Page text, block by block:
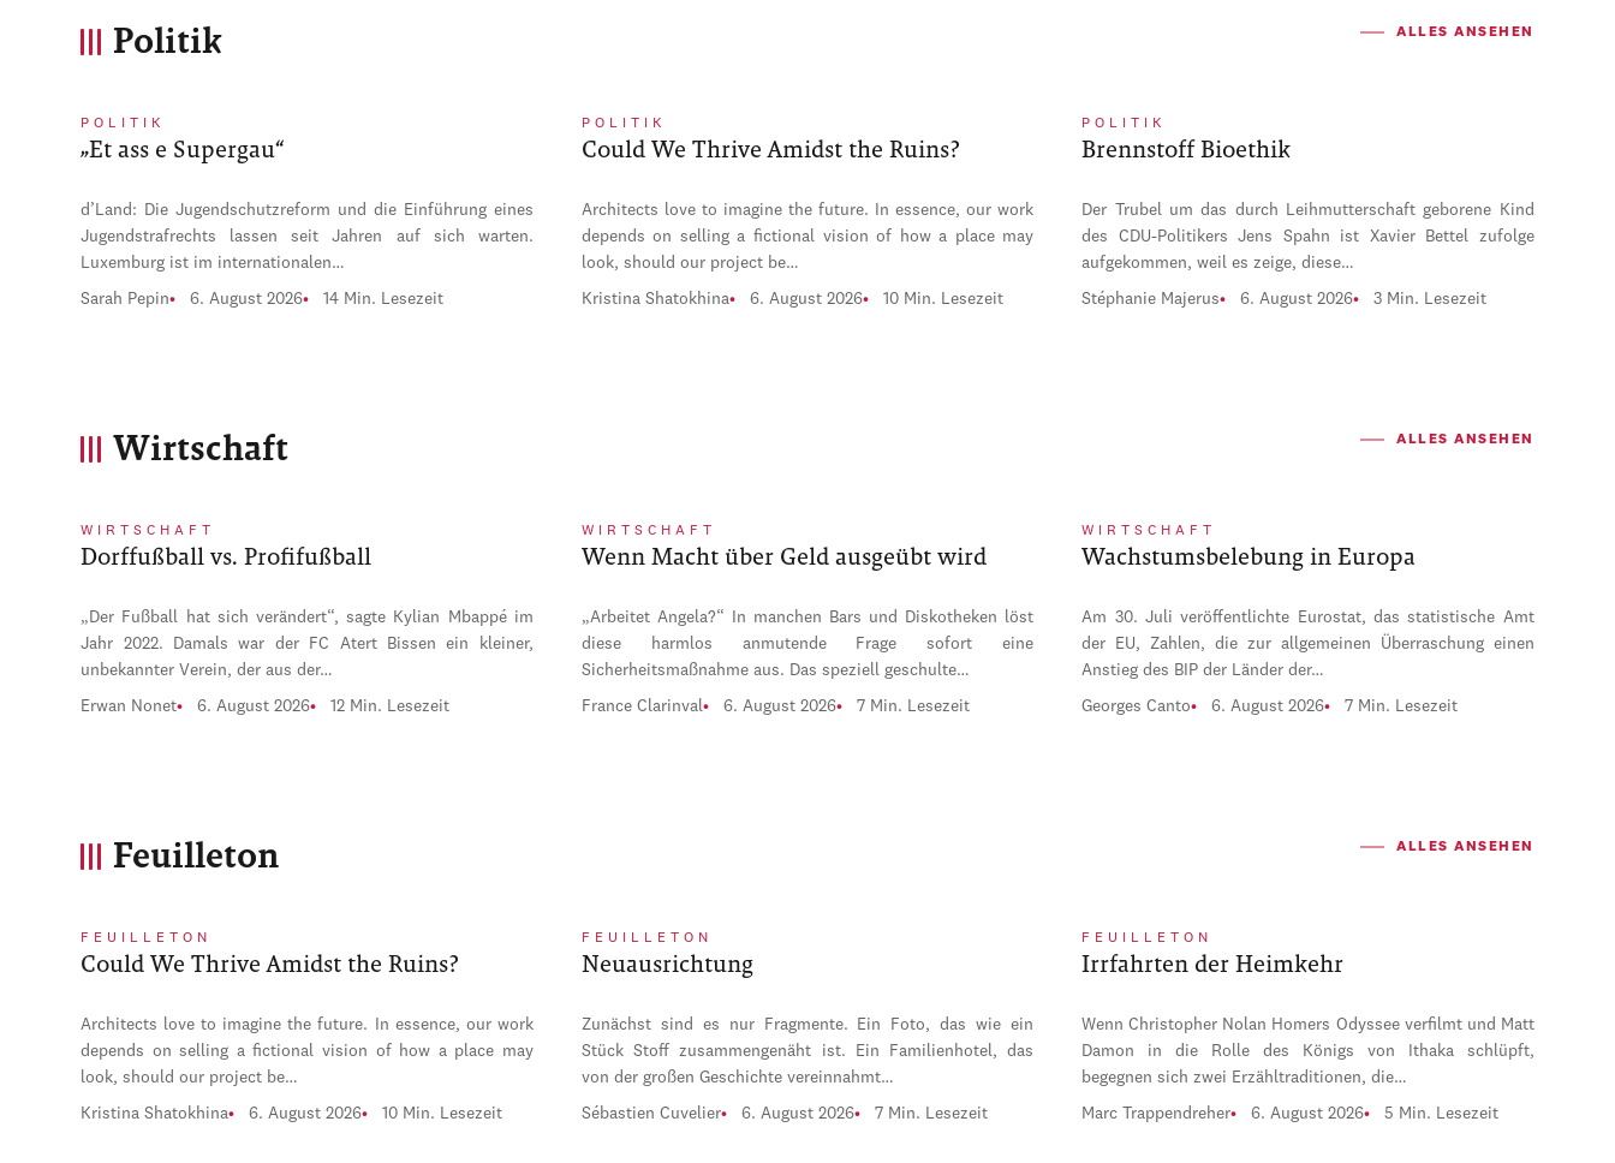
Politik ALLES ANSEHEN
POLITIK
„Et ass e Supergau“
d’Land: Die Jugendschutzreform und die Einführung eines
Jugendstrafrechts lassen seit Jahren auf sich warten.
Luxemburg ist im internationalen…
Sarah Pepin 6. August 2026 14 Min. Lesezeit
POLITIK
Could We Thrive Amidst the Ruins?
Architects love to imagine the future. In essence, our work
depends on selling a fictional vision of how a place may
look, should our project be…
Kristina Shatokhina 6. August 2026 10 Min. Lesezeit
POLITIK
Brennstoff Bioethik
Der Trubel um das durch Leihmutterschaft geborene Kind
des CDU-Politikers Jens Spahn ist Xavier Bettel zufolge
aufgekommen, weil es zeige, diese…
Stéphanie Majerus 6. August 2026 3 Min. Lesezeit
Wirtschaft ALLES ANSEHEN
WIRTSCHAFT
Dorffußball vs. Profifußball
„Der Fußball hat sich verändert“, sagte Kylian Mbappé im
Jahr 2022. Damals war der FC Atert Bissen ein kleiner,
unbekannter Verein, der aus der…
Erwan Nonet 6. August 2026 12 Min. Lesezeit
WIRTSCHAFT
Wenn Macht über Geld ausgeübt wird
„Arbeitet Angela?“ In manchen Bars und Diskotheken löst
diese harmlos anmutende Frage sofort eine
Sicherheitsmaßnahme aus. Das speziell geschulte…
France Clarinval 6. August 2026 7 Min. Lesezeit
WIRTSCHAFT
Wachstumsbelebung in Europa
Am 30. Juli veröffentlichte Eurostat, das statistische Amt
der EU, Zahlen, die zur allgemeinen Überraschung einen
Anstieg des BIP der Länder der…
Georges Canto 6. August 2026 7 Min. Lesezeit
Feuilleton ALLES ANSEHEN
FEUILLETON
Could We Thrive Amidst the Ruins?
Architects love to imagine the future. In essence, our work
depends on selling a fictional vision of how a place may
look, should our project be…
Kristina Shatokhina 6. August 2026 10 Min. Lesezeit
FEUILLETON
Neuausrichtung
Zunächst sind es nur Fragmente. Ein Foto, das wie ein
Stück Stoff zusammengenäht ist. Ein Familienhotel, das
von der großen Geschichte vereinnahmt…
Sébastien Cuvelier 6. August 2026 7 Min. Lesezeit
FEUILLETON
Irrfahrten der Heimkehr
Wenn Christopher Nolan Homers Odyssee verfilmt und Matt
Damon in die Rolle des Königs von Ithaka schlüpft,
begegnen sich zwei Erzähltraditionen, die…
Marc Trappendreher 6. August 2026 5 Min. Lesezeit